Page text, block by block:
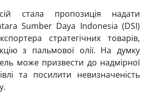
стала пропозиція надати
Sumber Daya Indonesia (DSI)
стратегічних товарів,
з пальмової олії. На думку
може призвести до надмірної
та посилити невизначеність